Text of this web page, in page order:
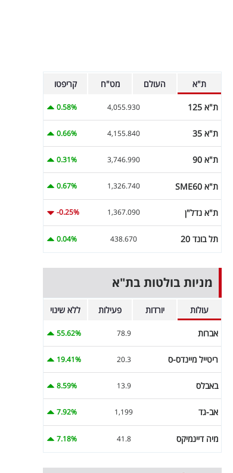
ת"א העולם מט"ח קריפטו
ת"א 125 4,055.930
0.58%
ת"א 35 4,155.840
0.66%
ת"א 90 3,746.990
0.31%
ת"א SME60 1,326.740
0.67%
ת"א נדל"ן 1,367.090
-0.25%
תל בונד 20 438.670
0.04%
מניות בולטות בת"א
עולות יורדות פעילות ללא שינוי
אברות 78.9
55.62%
ריטייל מיינדס-ס 20.3
19.41%
באבלס 13.9
8.59%
אב-גד 1,199
7.92%
מיה דיינמיקס 41.8
7.18%